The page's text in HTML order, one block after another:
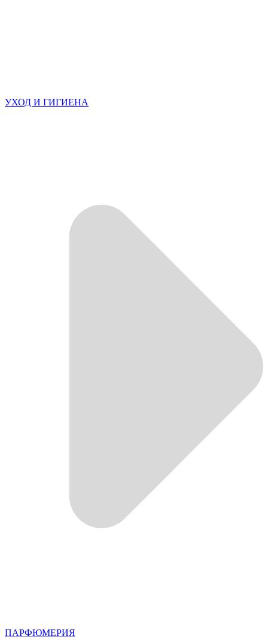
УХОД И ГИГИЕНА
ПАРФЮМЕРИЯ